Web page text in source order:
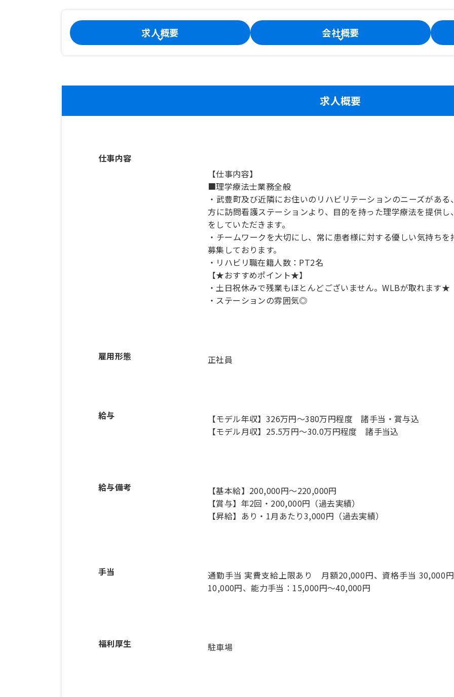
求人概要 会社概要
求人概要
仕事内容
【仕事内容】
■理学療法士業務全般
・武豊町及び近隣にお住いのリハビリテーションのニーズがあ
方に訪問看護ステーションより、目的を持った理学療法を提供
をしていただきます。
・チームワークを大切にし、常に患者様に対する優しい気持ち
募集しております。
・リハビリ職在籍人数：PT2名
【★おすすめポイント★】
・土日祝休みで残業もほとんどございません。WLBが取れます★
・ステーションの雰囲気◎
雇用形態 正社員
給与
【モデル年収】326万円〜380万円程度 諸手当・賞与込
【モデル月収】25.5万円〜30.0万円程度 諸手当込
給与備考
【基本給】200,000円～220,000円
【賞与】年2回・200,000円（過去実績）
【昇給】あり・1月あたり3,000円（過去実績）
手当
通勤手当 実費支給上限あり 月額20,000円、資格手当 30,000
10,000円、能力手当：15,000円～40,000円
福利厚生 駐車場